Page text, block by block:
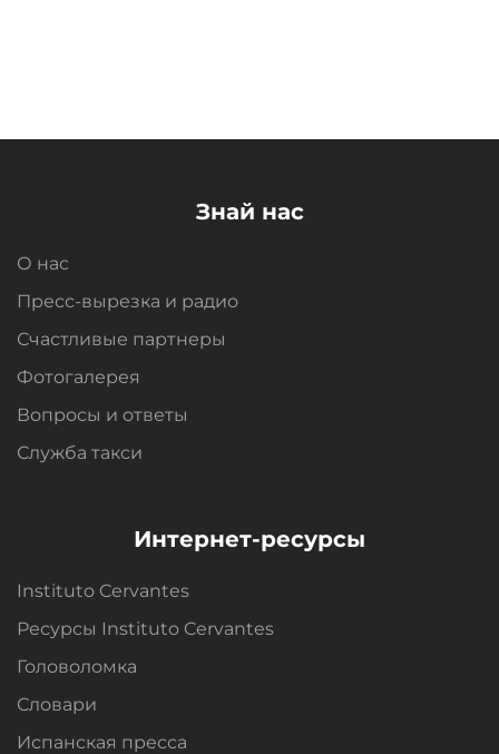
Знай нас
О нас
Пресс-вырезка и радио
Счастливые партнеры
Фотогалерея
Вопросы и oтветы
Служба такси
Интернет-ресурсы
Instituto Cervantes
Ресурсы Instituto Cervantes
Головоломка
Словари
Испанская пресса